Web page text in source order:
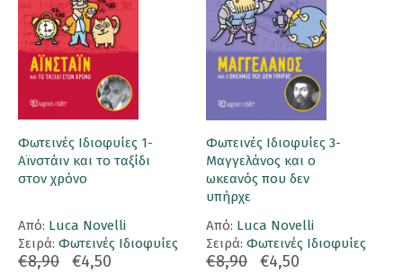
Φωτεινές Ιδιοφυίες 1-
Αϊνστάιν και το ταξίδι
στον χρόνο
Aπό: Luca Novelli
Σειρά: Φωτεινές Ιδιοφυίες
€8,90 €4,50
Φωτεινές Ιδιοφυίες 3-
Μαγγελάνος και ο
ωκεανός που δεν
υπήρχε
Aπό: Luca Novelli
Σειρά: Φωτεινές Ιδιοφυίες
€8,90 €4,50